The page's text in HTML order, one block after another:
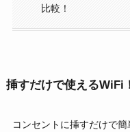
比較！
挿すだけで使えるWiFi
コンセントに挿すだけで